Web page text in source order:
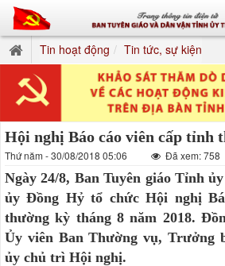
Tin hoạt động Tin tức, sự kiện
Hội nghị Báo cáo viên cấp tỉnh
Thứ năm - 30/08/2018 05:06 Đã xem: 758
Ngày 24/8, Ban Tuyên giáo Tỉnh
ủy Đồng Hỷ tổ chức Hội nghị
thường kỳ tháng 8 năm 2018.
Ủy viên Ban Thường vụ, Trưởng
ủy chủ trì Hội nghị.